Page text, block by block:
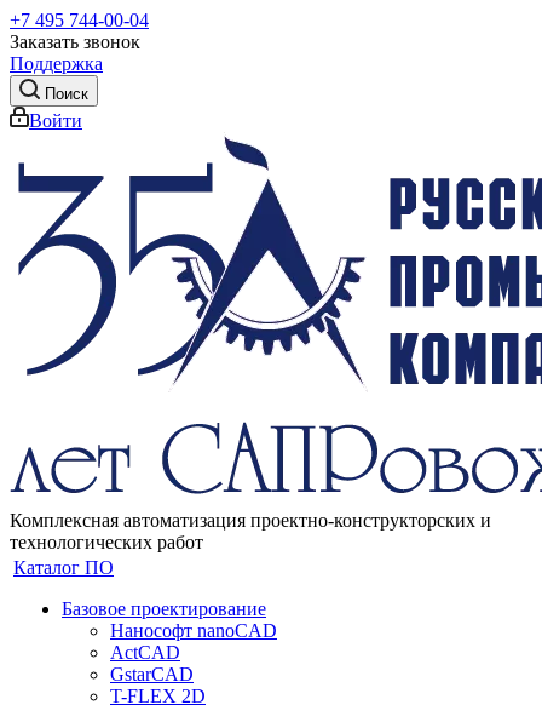
+7 495 744-00-04
Заказать звонок
Поддержка
Поиск
Войти
Комплексная автоматизация проектно-конструкторских и
технологических работ
Каталог ПО
Базовое проектирование
Нанософт nanoCAD
ActCAD
GstarCAD
T-FLEX 2D